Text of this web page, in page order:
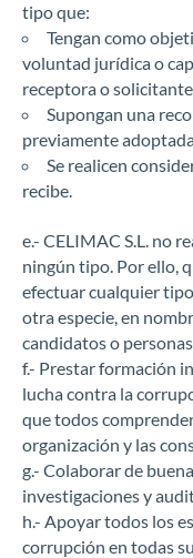
tipo que:
Tengan como
voluntad jurídica o
receptora o
Supongan una
previamente
Se realicen
recibe.
e.- CELIMAC S.L. no
ningún tipo. Por ello,
efectuar cualquier
otra especie, en
candidatos o
f.- Prestar formación
lucha contra la
que todos
organización y las
g.- Colaborar de
investigaciones y
h.- Apoyar todos los
corrupción en todas